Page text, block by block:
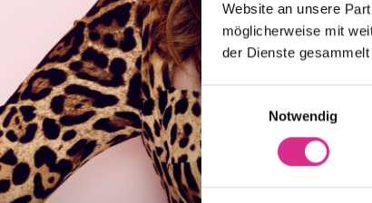
Website an unsere
möglicherweise mit
der Dienste gesammelt
Einwilligungsauswahl
Notwendig